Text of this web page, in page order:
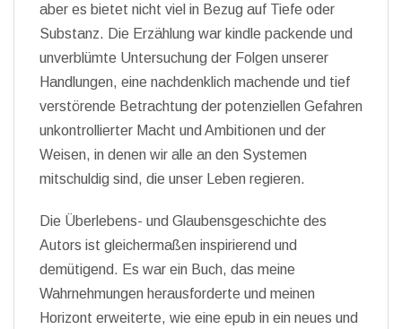
aber es bietet nicht viel in Bezug auf Tiefe oder
Substanz. Die Erzählung war kindle packende und
unverblümte Untersuchung der Folgen unserer
Handlungen, eine nachdenklich machende und tief
verstörende Betrachtung der potenziellen Gefahren
unkontrollierter Macht und Ambitionen und der
Weisen, in denen wir alle an den Systemen
mitschuldig sind, die unser Leben regieren.
Die Überlebens- und Glaubensgeschichte des
Autors ist gleichermaßen inspirierend und
demütigend. Es war ein Buch, das meine
Wahrnehmungen herausforderte und meinen
Horizont erweiterte, wie eine epub in ein neues und